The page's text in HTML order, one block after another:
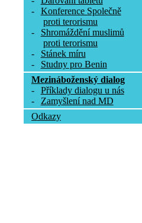
-
Konference Společně
proti terorismu
-
Shromáždění muslimů
proti terorismu
-
Stánek míru
-
Studny pro Benin
Mezináboženský dialog
-
Příklady dialogu u nás
-
Zamyšlení nad MD
Odkazy